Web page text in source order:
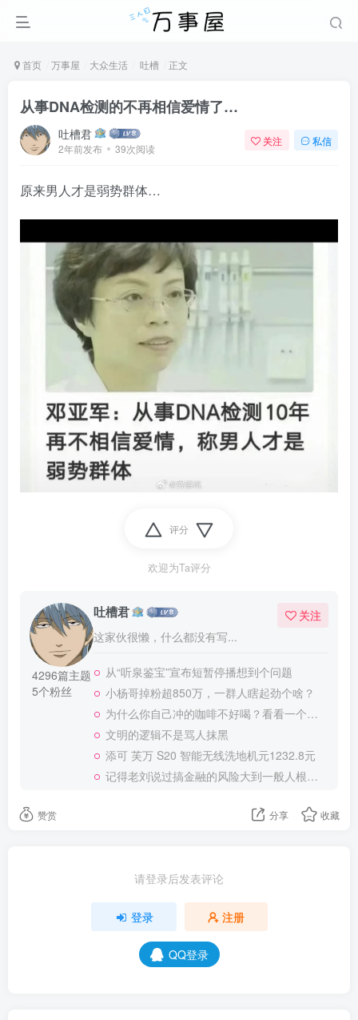
首页 万事屋 大众生活 吐槽 正文
从事DNA检测的不再相信爱情了…
吐槽君
2年前发布 39次阅读
关注 私信
原来男人才是弱势群体…
评分
欢迎为Ta评分
4296篇主题
5个粉丝
吐槽君
这家伙很懒，什么都没有写...
关注
从“听泉鉴宝”宣布短暂停播想到个问题
小杨哥掉粉超850万，一群人瞎起劲个啥？
为什么你自己冲的咖啡不好喝？看看一个自媒体博主的分享
文明的逻辑不是骂人抹黑
添可 芙万 S20 智能无线洗地机元1232.8元
记得老刘说过搞金融的风险大到一般人根本承受不起
赞赏 分享 收藏
请登录后发表评论
登录 注册
QQ登录